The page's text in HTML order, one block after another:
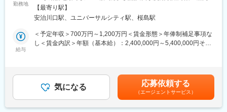
セキュリティチーム→2名
インフラチーム→3名
【任せたい役割・期待したいこと】
・導入済みセキュリティソフトの把握からスタートいただき、立
・原料、梱包資材の受け入れ検査
・中身、製品の官能検査、物性検査
・外部機関に委託している重金属、砒素の定量試験など
・部門メンバーのマネジメント
■組織構成：
■求める人物像：
化粧品の容器などに万が一問題があった際などに、基準に照らし
てスピーディーかつ的確な判断ができる方。
勤務地
面禁煙変更の範囲：会社の定める事業所
【最寄り駅】
安治川口駅、ユニバーサルシティ駅、桜島駅
給与
＜予定年収＞700万円～1,200万円＜賃金形態＞年俸制補足事項な
し＜賃金内訳＞年額（基本給）：2,400,000円～5,400,000円その
が上下する可能性があります。■昇給：年1回■賞与：決算賞与の
み※決算賞与は個人と会社の業績により変動あり賃金はあくまでも
目安の金額であり、選考を通じて上下する可能性があります。月
給(月額)は固定手当を含めた表記です。
気になる 応募依頼する
（エージェントサービス）